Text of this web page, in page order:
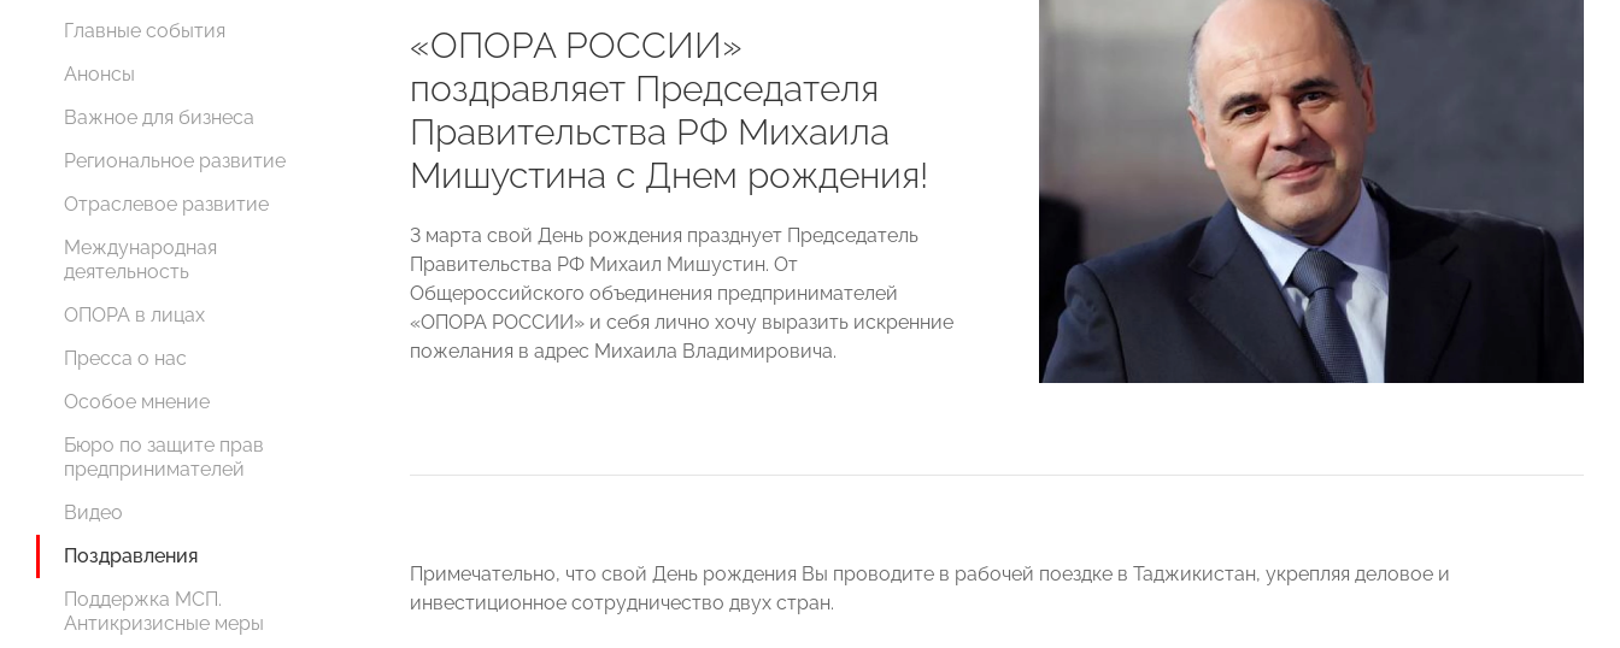
Главные события
Анонсы
Важное для бизнеса
Региональное развитие
Отраслевое развитие
Международная
деятельность
ОПОРА в лицах
Пресса о нас
Особое мнение
Бюро по защите прав
предпринимателей
Видео
Поздравления
Поддержка МСП.
Антикризисные меры
«ОПОРА РОССИИ»
поздравляет Председателя
Правительства РФ Михаила
Мишустина с Днем рождения!
3 марта свой День рождения празднует Председатель
Правительства РФ Михаил Мишустин. От
Общероссийского объединения предпринимателей
«ОПОРА РОССИИ» и себя лично хочу выразить искренние
пожелания в адрес Михаила Владимировича.
Примечательно, что свой День рождения Вы проводите в рабочей поездке в Таджикистан, укрепляя деловое и
инвестиционное сотрудничество двух стран.